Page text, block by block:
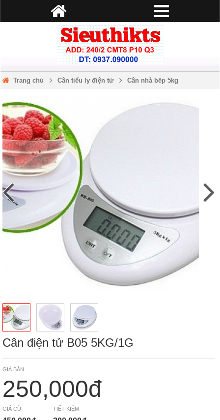
Trang chủ Cân tiểu ly điện tử Cân nhà bếp 5kg
Cân điện tử B05 5KG/1G
GIÁ BÁN
250,000đ
GIÁ CŨ TIẾT KIỆM